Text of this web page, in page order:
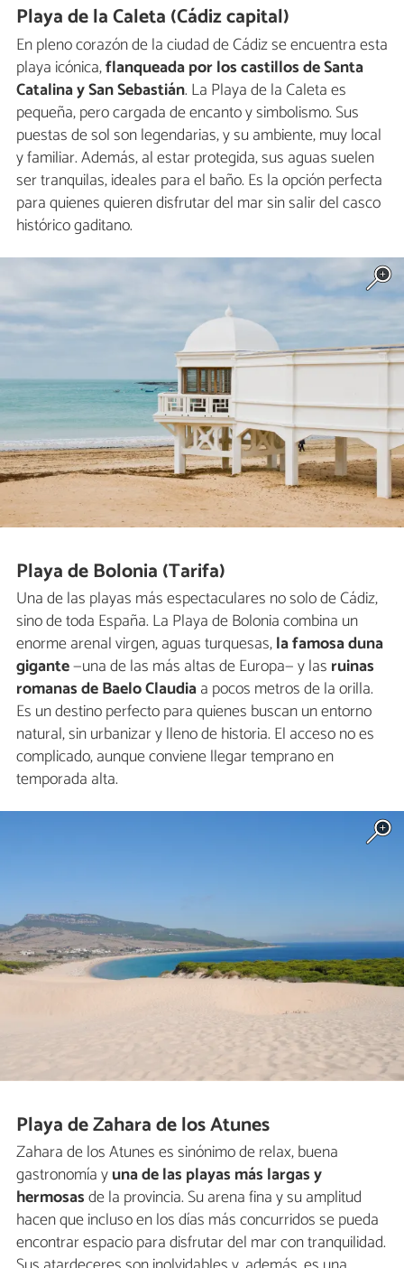
Playa de la Caleta (Cádiz capital)
En pleno corazón de la ciudad de Cádiz se encuentra esta
playa icónica,flanqueada por los castillos de Santa
Catalina y San Sebastián. La Playa de la Caleta es
pequeña, pero cargada de encanto y simbolismo. Sus
puestas de sol son legendarias, y su ambiente, muy local
y familiar. Además, al estar protegida, sus aguas suelen
ser tranquilas, ideales para el baño. Es la opción perfecta
para quienes quieren disfrutar del mar sin salir del casco
histórico gaditano.
Playa de Bolonia (Tarifa)
Una de las playas más espectaculares no solo de Cádiz,
sino de toda España. La Playa de Bolonia combina un
enorme arenal virgen, aguas turquesas,la famosa duna
gigante—una de las más altas de Europa— y las ruinas
romanas de Baelo Claudiaa pocos metros de la orilla.
Es un destino perfecto para quienes buscan un entorno
natural, sin urbanizar y lleno de historia. El acceso no es
complicado, aunque conviene llegar temprano en
temporada alta.
Playa de Zahara de los Atunes
Zahara de los Atunes es sinónimo de relax, buena
gastronomía yuna de las playas más largas y
hermosasde la provincia. Su arena fina y su amplitud
hacen que incluso en los días más concurridos se pueda
encontrar espacio para disfrutar del mar con tranquilidad.